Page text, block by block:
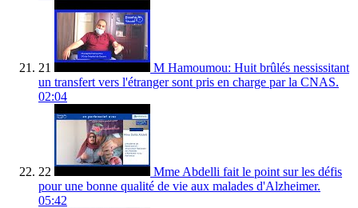
21
M Hamoumou: Huit brûlés nessissitant
un transfert vers l'étranger sont pris en charge par la CNAS.
02:04
22
Mme Abdelli fait le point sur les défis
pour une bonne qualité de vie aux malades d'Alzheimer.
05:42